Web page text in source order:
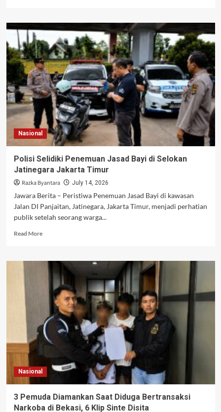
Misteri
Satpam
Tewas
Terborgol,
Polisi
Analisis
CCTV
Waduk
Jatiluhur
Nasional
Polisi Selidiki Penemuan Jasad Bayi di Selokan
Jatinegara Jakarta Timur
Razka Byantara July 14, 2026
Jawara Berita – Peristiwa Penemuan Jasad Bayi di kawasan
Jalan DI Panjaitan, Jatinegara, Jakarta Timur, menjadi perhatian
publik setelah seorang warga...
Read MoreRead
Polisi
Selidiki
Penemuan
Jasad
Selokan
Jatinegara
Jakarta
Timur
Nasional
3 Pemuda Diamankan Saat Diduga Bertransaksi
Narkoba di Bekasi, 6 Klip Sinte Disita